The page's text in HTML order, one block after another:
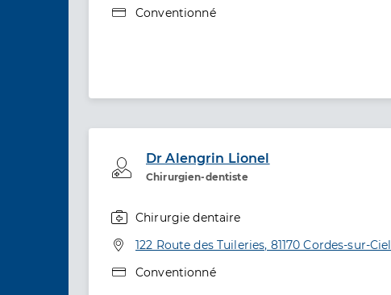
Type de convention
Conventionné
Dr Alengrin Lionel
Chirurgien-dentiste
Professionel de santé
Chirurgie dentaire
Adresse
122 Route des Tuileries, 81170 Cordes-sur-Ciel
Type de convention
Conventionné